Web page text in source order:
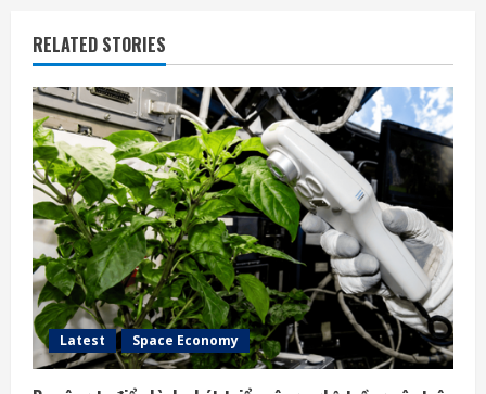
RELATED STORIES
Latest Space Economy